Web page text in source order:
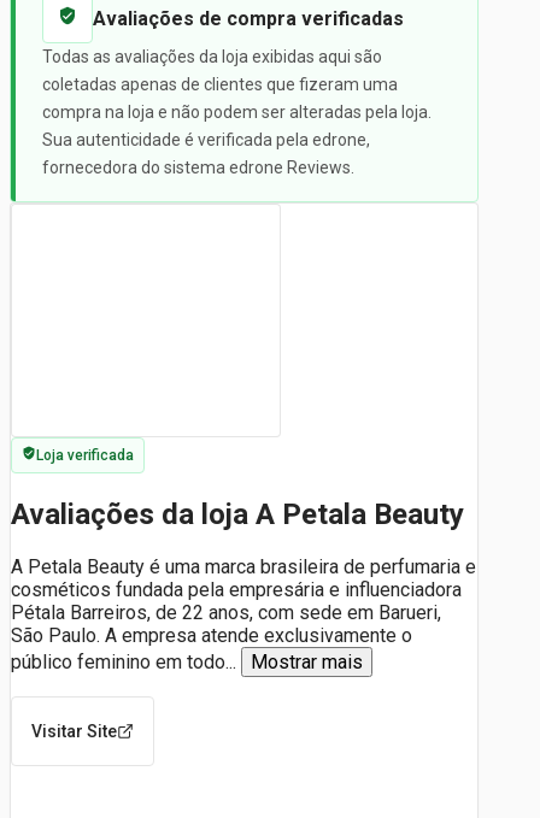
Avaliações de compra verificadas
Todas as avaliações da loja exibidas aqui são
coletadas apenas de clientes que fizeram uma
compra na loja e não podem ser alteradas pela loja.
Sua autenticidade é verificada pela edrone,
fornecedora do sistema edrone Reviews.
Loja verificada
Avaliações da loja A Petala Beauty
A Petala Beauty é uma marca brasileira de perfumaria e
cosméticos fundada pela empresária e influenciadora
Pétala Barreiros, de 22 anos, com sede em Barueri,
São Paulo. A empresa atende exclusivamente o
público feminino em todo... Mostrar mais
Visitar Site